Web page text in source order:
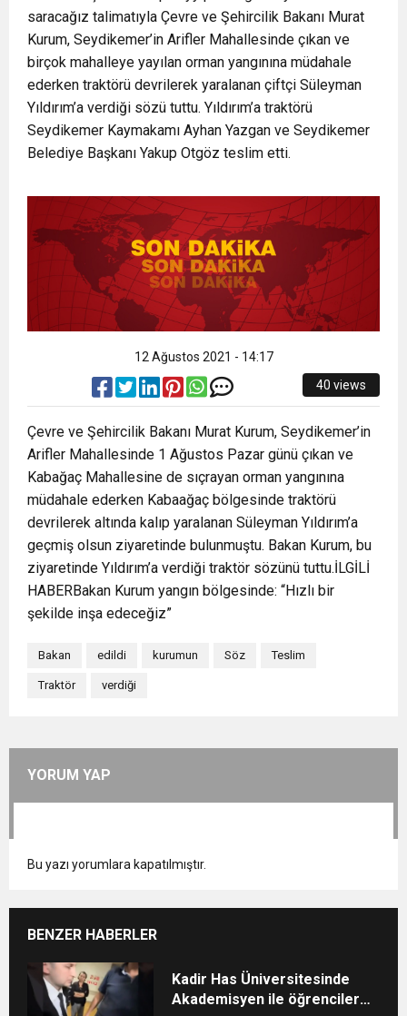
protesto
16:15 Bakan Bilgin’den asgari ücret ve EYT mesajı!
Sözleşmeli personele kadro düzenlemesinde
kapsam genişledi
13:00 Tarım Kredi’nin ardından zincir marketler
harekete geçti! İşte ürünlere yapılan indirim
12:57 Şiddetli fırtına Avrupa’yı felç etti, 13 kişi öldü
kaybetti
19:42 Instagram’da erkeklere tuzak!
saracağız talimatıyla Çevre ve Şehircilik Bakanı Murat
Kurum, Seydikemer’in Arifler Mahallesinde çıkan ve
birçok mahalleye yayılan orman yangınına müdahale
ederken traktörü devrilerek yaralanan çiftçi Süleyman
Yıldırım’a verdiği sözü tuttu. Yıldırım’a traktörü
Seydikemer Kaymakamı Ayhan Yazgan ve Seydikemer
Belediye Başkanı Yakup Otgöz teslim etti.
12 Ağustos 2021 - 14:17
40 views
Çevre ve Şehircilik Bakanı Murat Kurum, Seydikemer’in
Arifler Mahallesinde 1 Ağustos Pazar günü çıkan ve
Kabağaç Mahallesine de sıçrayan orman yangınına
müdahale ederken Kabaağaç bölgesinde traktörü
devrilerek altında kalıp yaralanan Süleyman Yıldırım’a
geçmiş olsun ziyaretinde bulunmuştu. Bakan Kurum, bu
ziyaretinde Yıldırım’a verdiği traktör sözünü tuttu.İLGİLİ
HABERBakan Kurum yangın bölgesinde: “Hızlı bir
şekilde inşa edeceğiz”
Bakan edildi kurumun Söz Teslim
Traktör verdiği
YORUM YAP
Bu yazı yorumlara kapatılmıştır.
BENZER HABERLER
Kadir Has Üniversitesinde
Akademisyen ile öğrenciler